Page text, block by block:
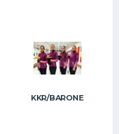
KKR/BARONE